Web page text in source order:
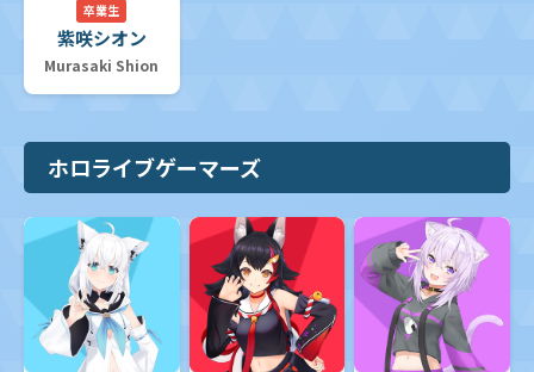
卒業生
紫咲シオン
Murasaki Shion
ホロライブゲーマーズ